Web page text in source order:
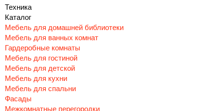
Техника
Каталог
Мебель для домашней библиотеки
Мебель для ванных комнат
Гардеробные комнаты
Мебель для гостиной
Мебель для детской
Мебель для кухни
Мебель для спальни
Фасады
Межкомнатные перегородки